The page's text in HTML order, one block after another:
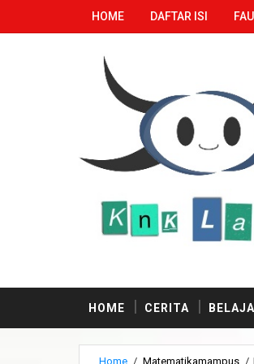
HOME DAFTAR ISI
HOME CERITA
Home / Matematikamampus /